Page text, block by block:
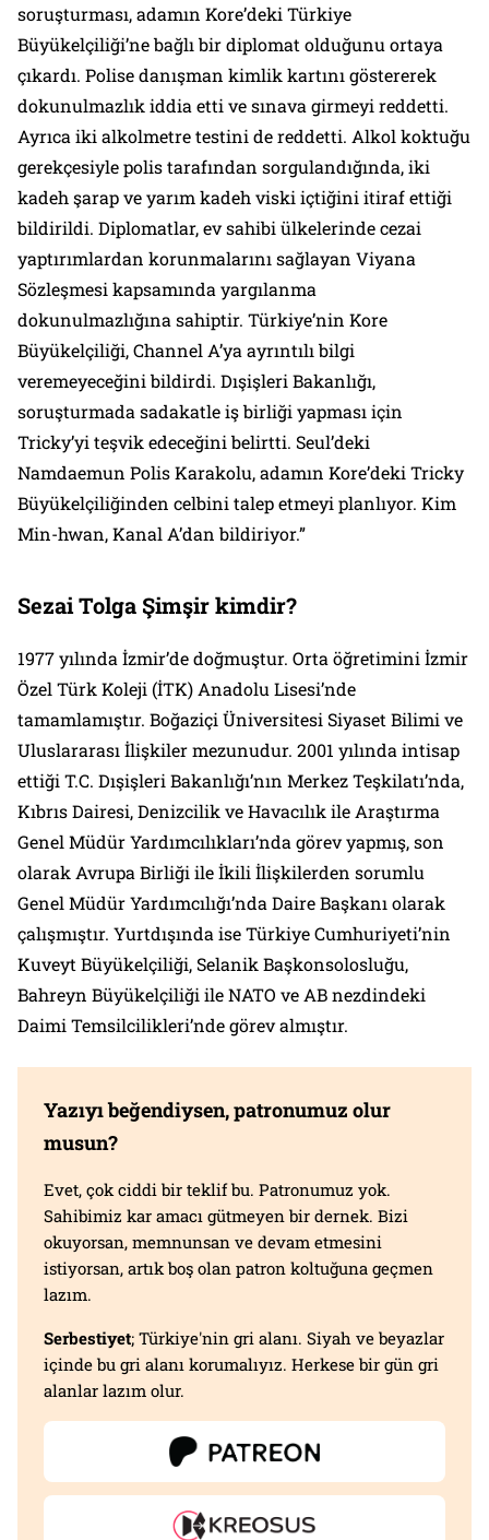
soruşturması, adamın Kore’deki Türkiye
Büyükelçiliği’ne bağlı bir diplomat olduğunu ortaya
çıkardı. Polise danışman kimlik kartını göstererek
dokunulmazlık iddia etti ve sınava girmeyi reddetti.
Ayrıca iki alkolmetre testini de reddetti. Alkol koktuğu
gerekçesiyle polis tarafından sorgulandığında, iki
kadeh şarap ve yarım kadeh viski içtiğini itiraf ettiği
bildirildi. Diplomatlar, ev sahibi ülkelerinde cezai
yaptırımlardan korunmalarını sağlayan Viyana
Sözleşmesi kapsamında yargılanma
dokunulmazlığına sahiptir. Türkiye’nin Kore
Büyükelçiliği, Channel A’ya ayrıntılı bilgi
veremeyeceğini bildirdi. Dışişleri Bakanlığı,
soruşturmada sadakatle iş birliği yapması için
Tricky’yi teşvik edeceğini belirtti. Seul’deki
Namdaemun Polis Karakolu, adamın Kore’deki Tricky
Büyükelçiliğinden celbini talep etmeyi planlıyor. Kim
Min-hwan, Kanal A’dan bildiriyor.”
Sezai Tolga Şimşir kimdir?
1977 yılında İzmir’de doğmuştur. Orta öğretimini İzmir
Özel Türk Koleji (İTK) Anadolu Lisesi’nde
tamamlamıştır. Boğaziçi Üniversitesi Siyaset Bilimi ve
Uluslararası İlişkiler mezunudur. 2001 yılında intisap
ettiği T.C. Dışişleri Bakanlığı’nın Merkez Teşkilatı’nda,
Kıbrıs Dairesi, Denizcilik ve Havacılık ile Araştırma
Genel Müdür Yardımcılıkları’nda görev yapmış, son
olarak Avrupa Birliği ile İkili İlişkilerden sorumlu
Genel Müdür Yardımcılığı’nda Daire Başkanı olarak
çalışmıştır. Yurtdışında ise Türkiye Cumhuriyeti’nin
Kuveyt Büyükelçiliği, Selanik Başkonsolosluğu,
Bahreyn Büyükelçiliği ile NATO ve AB nezdindeki
Daimi Temsilcilikleri’nde görev almıştır.
Yazıyı beğendiysen, patronumuz olur
musun?
Evet, çok ciddi bir teklif bu. Patronumuz yok.
Sahibimiz kar amacı gütmeyen bir dernek. Bizi
okuyorsan, memnunsan ve devam etmesini
istiyorsan, artık boş olan patron koltuğuna geçmen
lazım.
Serbestiyet; Türkiye'nin gri alanı. Siyah ve beyazlar
içinde bu gri alanı korumalıyız. Herkese bir gün gri
alanlar lazım olur.